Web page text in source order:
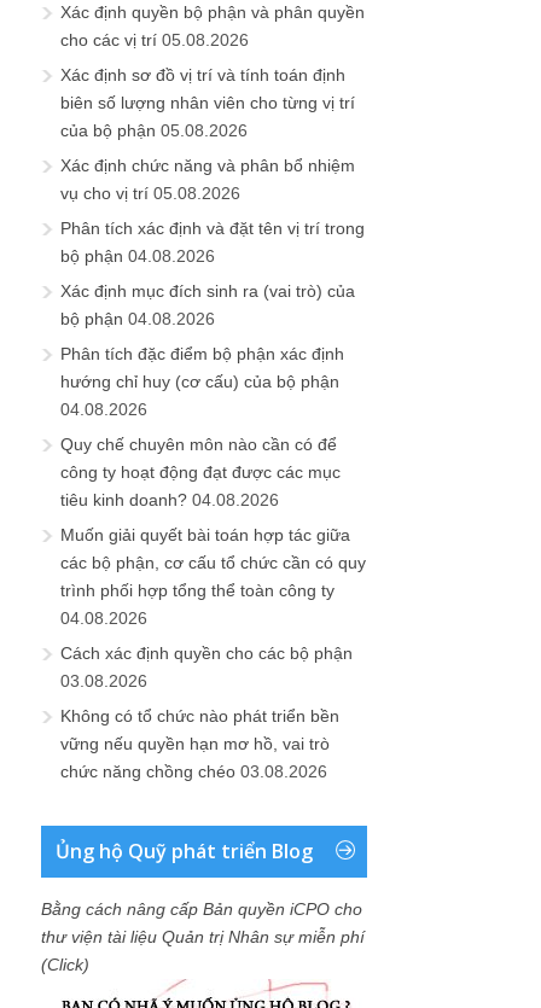
Xác định quyền bộ phận và phân quyền
cho các vị trí 05.08.2026
Xác định sơ đồ vị trí và tính toán định
biên số lượng nhân viên cho từng vị trí
của bộ phận 05.08.2026
Xác định chức năng và phân bổ nhiệm
vụ cho vị trí 05.08.2026
Phân tích xác định và đặt tên vị trí trong
bộ phận 04.08.2026
Xác định mục đích sinh ra (vai trò) của
bộ phận 04.08.2026
Phân tích đặc điểm bộ phận xác định
hướng chỉ huy (cơ cấu) của bộ phận
04.08.2026
Quy chế chuyên môn nào cần có để
công ty hoạt động đạt được các mục
tiêu kinh doanh? 04.08.2026
Muốn giải quyết bài toán hợp tác giữa
các bộ phận, cơ cấu tổ chức cần có quy
trình phối hợp tổng thể toàn công ty
04.08.2026
Cách xác định quyền cho các bộ phận
03.08.2026
Không có tổ chức nào phát triển bền
vững nếu quyền hạn mơ hồ, vai trò
chức năng chồng chéo 03.08.2026
Ủng hộ Quỹ phát triển Blog
Bằng cách nâng cấp Bản quyền iCPO cho
thư viện tài liệu Quản trị Nhân sự miễn phí
(Click)